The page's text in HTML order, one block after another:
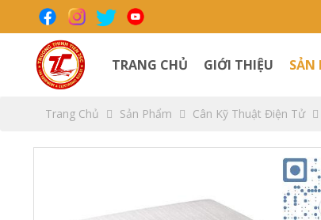
TRANG CHỦ GIỚI THIỆU SẢN
Trang Chủ Sản Phẩm Cân Kỹ Thuật Điện Tử